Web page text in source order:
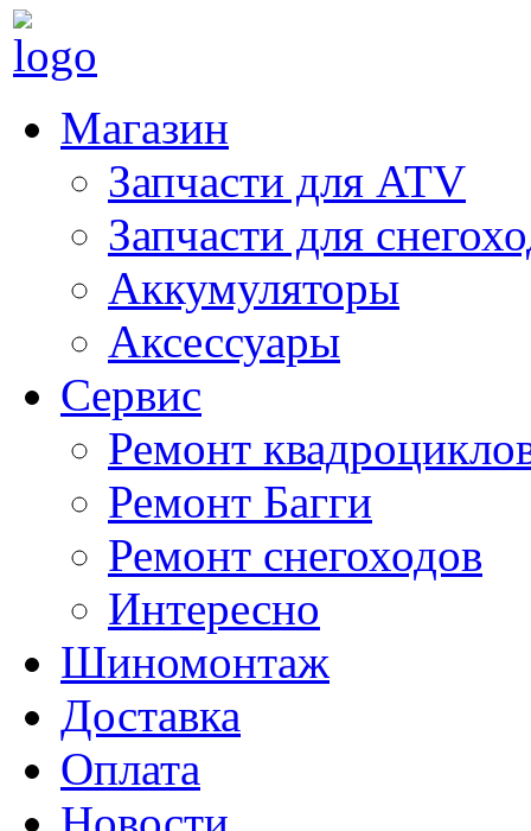
Магазин
Запчасти для ATV
Запчасти для
Аккумуляторы
Аксессуары
Сервис
Ремонт
Ремонт Багги
Ремонт снегоходов
Интересно
Шиномонтаж
Доставка
Оплата